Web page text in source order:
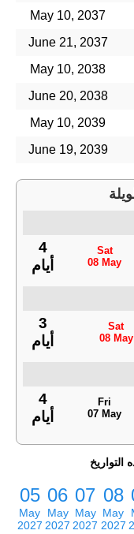
May 10, 2037
June 21, 2037
May 10, 2038
June 20, 2038
May 10, 2039
June 19, 2039
4
أيام
Sat
08 May
3
أيام
Sat
08 May
4
أيام
Fri
07 May
05
May
2027
06
May
2027
07
May
2027
08
May
2027